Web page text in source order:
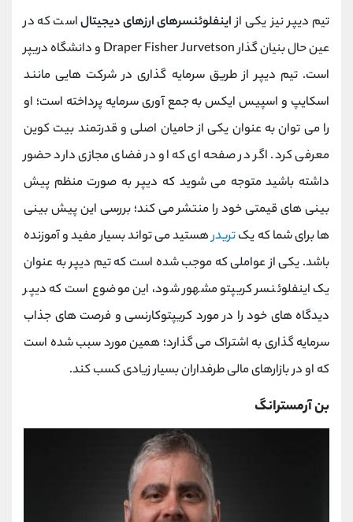
تیم دیپر نیز یکی ازاینفلوئنسرهای ارزهای دیجیتالاست که در
عین حال بنیان‌ گذارDraper Fisher Jurvetson و دانشگاه دریپر
است. تیم دیپر از طریق سرمایه گذاری در شرکت‌ هایی مانند
اسکایپ و اسپیس ایکس به جمع آوری سرمایه پرداخته است؛ او
را می توان به عنوان یکی از حامیان اصلی و قدرتمند بیت کوین
معرفی کرد. اگر در صفحه ای که او در فضای مجازی دارد حضور
داشته باشید متوجه می شوید که دیپر به صورت منظم پیش
بینی های قیمتی خود را منتشر می کند؛ بررسی این پیش بینی
ها برای شما که یکتریدرهستید می تواند بسیار مفید و آموزنده
باشد. یکی از عواملی که موجب شده است که تیم دیپر به عنوان
یک اینفلوئنسر کریپتو مشهور شود، این موضوع است که دیپر
دیدگاه های خود را در مورد کریپتوکارنسی و فرصت های جذاب
سرمایه گذاری به اشتراک می گذارد؛ همین مورد سبب شده است
که او در بازارهای مالی طرفداران بسیار زیادی کسب کند.
بن آرمسترانگ